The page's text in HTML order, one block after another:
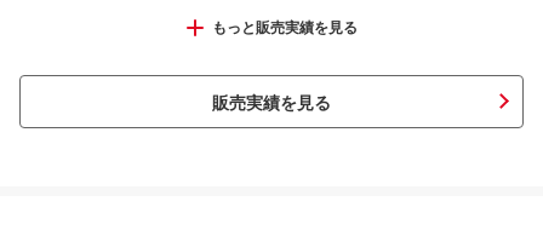
ＶＷ ゴルフ ｅＴＳＩアクティブ
もっと販売実績を見る
販売実績を見る